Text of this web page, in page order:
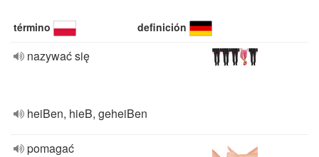
término definición
nazywać się
heiBen, hieB, geheiBen
pomagać